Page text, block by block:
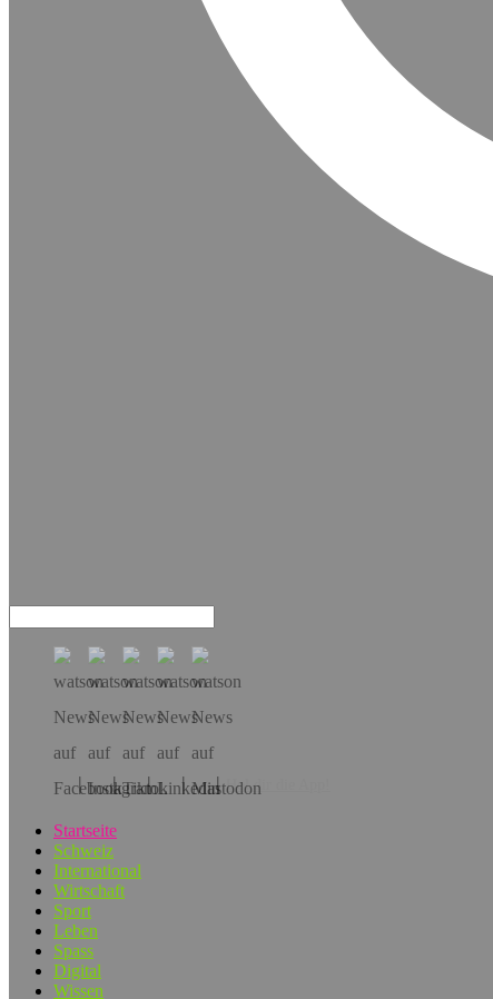
Hol dir die App!
Startseite
Schweiz
International
Wirtschaft
Sport
Leben
Spass
Digital
Wissen